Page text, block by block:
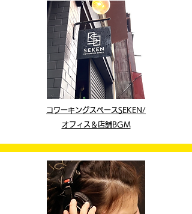
コワーキングスペースSEKEN/
オフィス＆店舗BGM